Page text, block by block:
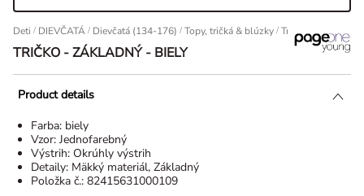
Deti / DIEVČATÁ / Dievčatá (134-176) / Topy, tričká & blúzky Tričko - Základný
TRIČKO - ZÁKLADNÝ - BIELY
Product details
Farba: biely
Vzor: Jednofarebný
Výstrih: Okrúhly výstrih
Detaily: Mäkký materiál, Základný
Položka č.: 82415631000109